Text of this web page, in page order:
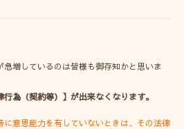
増しているのは皆様も御存知かと思いま
為（契約等）】が出来なくなります。
意思能力を有していないときは、その法律